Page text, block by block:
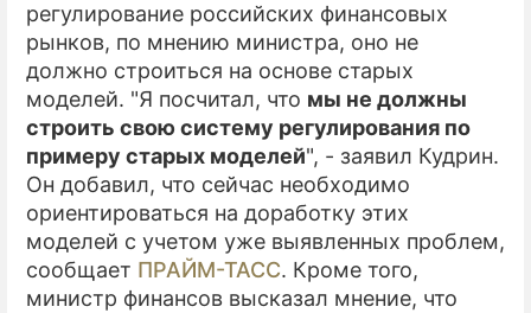
регулирование российских финансовых
рынков, по мнению министра, оно не
должно строиться на основе старых
моделей. "Я посчитал, что мы не должны
строить свою систему регулирования по
примеру старых моделей", - заявил Кудрин.
Он добавил, что сейчас необходимо
ориентироваться на доработку этих
моделей с учетом уже выявленных проблем,
сообщает ПРАЙМ-ТАСС. Кроме того,
министр финансов высказал мнение, что